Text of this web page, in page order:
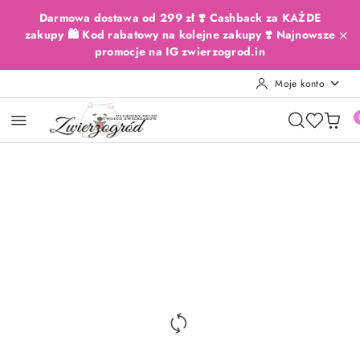
Przejdź do treści głównej
Przejdź do wyszukiwarki
Przejdź do moje konto
Przejdź do menu głównego
Przejdź do opisu produktu
Przejdź do stopki
Darmowa dostawa od 299 zł ❣️ Cashback za KAŻDE
zakupy 🛍️ Kod rabatowy na kolejne zakupy ❣️ Najnowsze
promocje na IG zwierzogrod.in
Moje konto